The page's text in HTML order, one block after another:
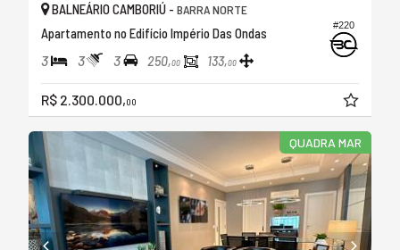
#220
BALNEÁRIO CAMBORIÚ - BARRA NORTE
Apartamento no Edifício Império Das Ondas
3 3 3 250,00 133,00
R$ 2.300.000,00
QUADRA MAR